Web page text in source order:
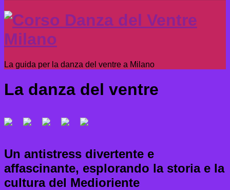
La guida per la danza del ventre a Milano
La danza del ventre
Un antistress divertente e
affascinante, esplorando la storia e la
cultura del Medioriente